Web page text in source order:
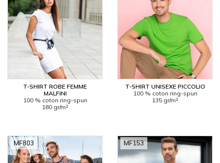
T-SHIRT ROBE FEMME
MALFINI
100 % coton ring-spun
180 gr/m²
T-SHIRT UNISEXE PICCOLIO
100 % coton ring-spun
135 gr/m²
MF803 MF153